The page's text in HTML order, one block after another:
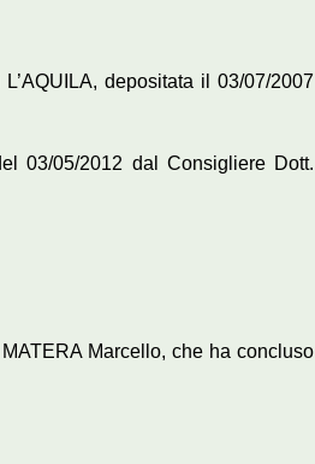
depositata il 03/07/2007
03/05/2012 dal Consigliere Dott.
Marcello, che ha concluso